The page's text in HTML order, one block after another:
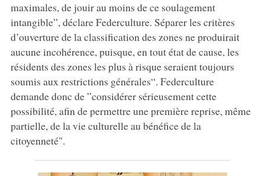
maximales, de jouir au moins de ce soulagement
intangible”, déclare Federculture. Séparer les critères
d’ouverture de la classification des zones ne produirait
aucune incohérence, puisque, en tout état de cause, les
résidents des zones les plus à risque seraient toujours
soumis aux restrictions générales“. Federculture
demande donc de ”considérer sérieusement cette
possibilité, afin de permettre une première reprise, même
partielle, de la vie culturelle au bénéfice de la
citoyenneté".